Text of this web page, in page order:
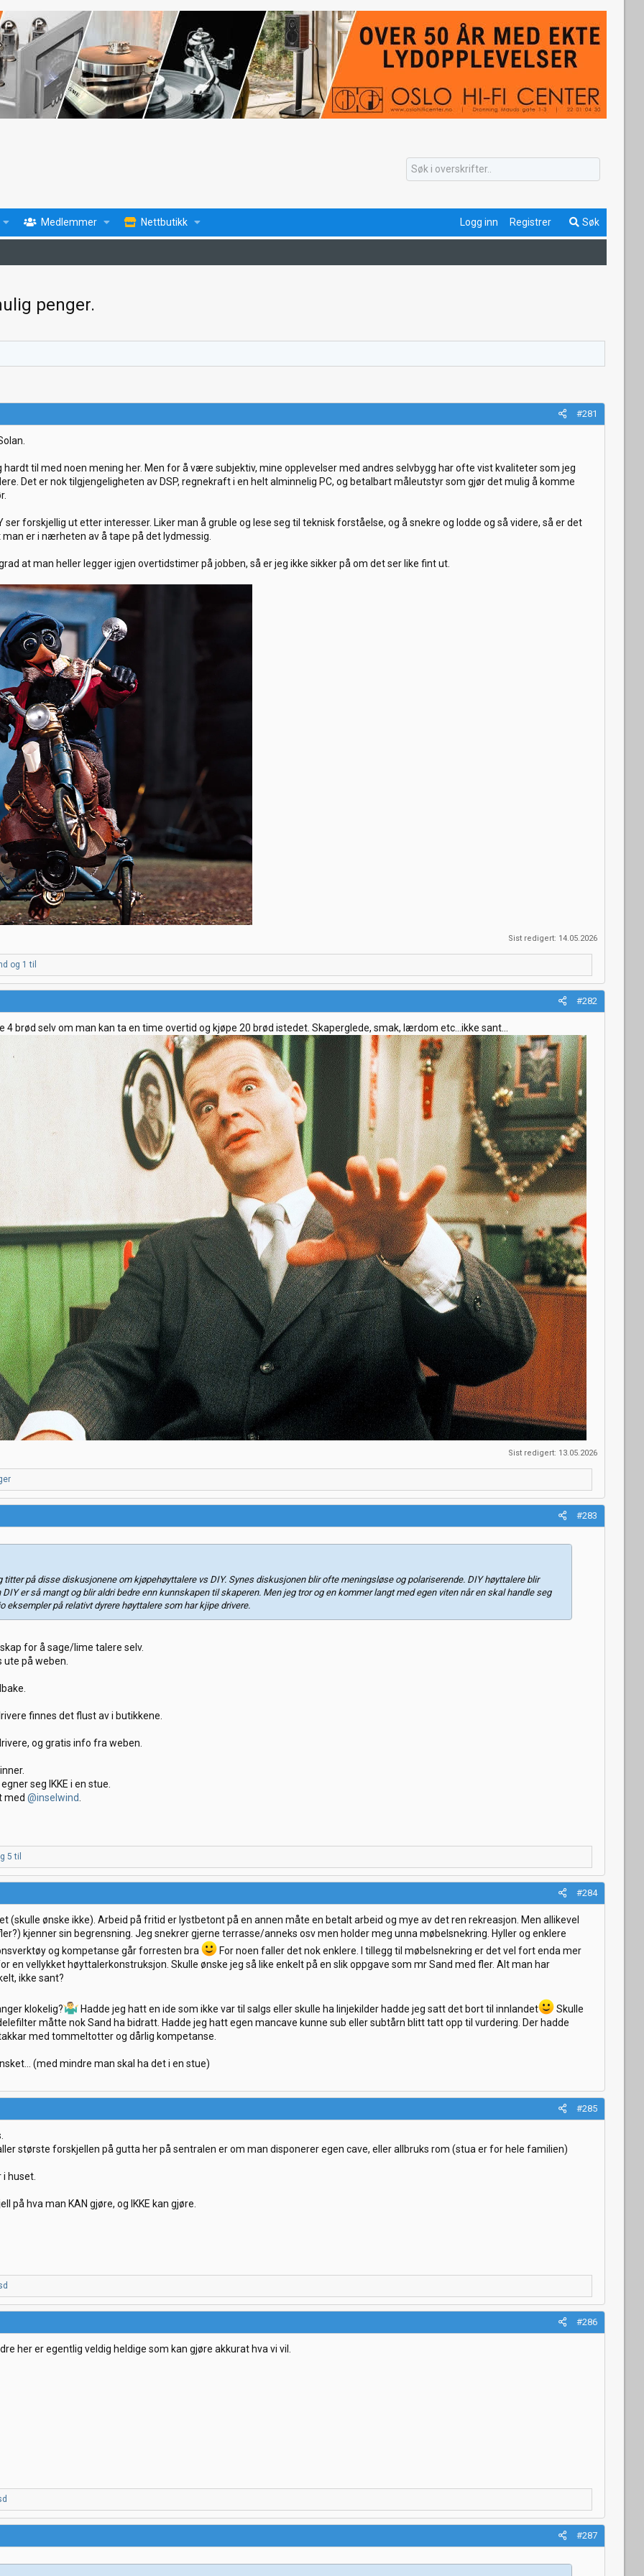
Medlemmer Nettbutikk Logg inn Registrer Søk
penger.
#281
hardt til med noen mening her. Men for å være subjektiv, mine opplevelser med andres selvbygg har ofte vist kvaliteter som jeg
Det er nok tilgjengeligheten av DSP, regnekraft i en helt alminnelig PC, og betalbart måleutstyr som gjør det mulig å komme
ser forskjellig ut etter interesser. Liker man å gruble og lese seg til teknisk forståelse, og å snekre og lodde og så videre, så er det
er i nærheten av å tape på det lydmessig.
at man heller legger igjen overtidstimer på jobben, så er jeg ikke sikker på om det ser like fint ut.
Sist redigert: 14.05.2026
og 1 til
#282
4 brød selv om man kan ta en time overtid og kjøpe 20 brød istedet. Skaperglede, smak, lærdom etc...ikke sant...
Sist redigert: 13.05.2026
#283
på disse diskusjonene om kjøpehøyttalere vs DIY. Synes diskusjonen blir ofte meningsløse og polariserende. DIY høyttalere blir
er så mangt og blir aldri bedre enn kunnskapen til skaperen. Men jeg tror og en kommer langt med egen viten når en skal handle seg
eksempler på relativt dyrere høyttalere som har kjipe drivere.
for å sage/lime talere selv.
på weben.
finnes det flust av i butikkene.
og gratis info fra weben.
seg IKKE i en stue.
med @inselwind
5 til
#284
(skulle ønske ikke). Arbeid på fritid er lystbetont på en annen måte en betalt arbeid og mye av det ren rekreasjon. Men allikevel
kjenner sin begrensning. Jeg snekrer gjerne terrasse/anneks osv men holder meg unna møbelsnekring. Hyller og enklere
og kompetanse går forresten bra
For noen faller det nok enklere. I tillegg til møbelsnekring er det vel fort enda mer
en vellykket høyttalerkonstruksjon. Skulle ønske jeg så like enkelt på en slik oppgave som mr Sand med fler. Alt man har
ikke sant?
klokelig? Hadde jeg hatt en ide som ikke var til salgs eller skulle ha linjekilder hadde jeg satt det bort til innlandet
Skulle
måtte nok Sand ha bidratt. Hadde jeg hatt egen mancave kunne sub eller subtårn blitt tatt opp til vurdering. Der hadde
med tommeltotter og dårlig kompetanse.
(med mindre man skal ha det i en stue)
#285
største forskjellen på gutta her på sentralen er om man disponerer egen cave, eller allbruks rom (stua er for hele familien)
huset.
på hva man KAN gjøre, og IKKE kan gjøre.
#286
her er egentlig veldig heldige som kan gjøre akkurat hva vi vil.
#287